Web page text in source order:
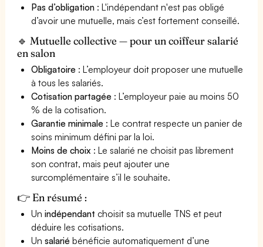
Pas d’obligation : L'indépendant n'est pas obligé
d’avoir une mutuelle, mais c’est fortement conseillé.
🔹 Mutuelle collective — pour un coiffeur salarié
en salon
Obligatoire : L’employeur doit proposer une mutuelle
à tous les salariés.
Cotisation partagée : L’employeur paie au moins 50
% de la cotisation.
Garantie minimale : Le contrat respecte un panier de
soins minimum défini par la loi.
Moins de choix : Le salarié ne choisit pas librement
son contrat, mais peut ajouter une
surcomplémentaire s’il le souhaite.
👉 En résumé :
Unindépendant choisit sa mutuelle TNS et peut
déduire les cotisations.
Unsalarié bénéficie automatiquement d’une